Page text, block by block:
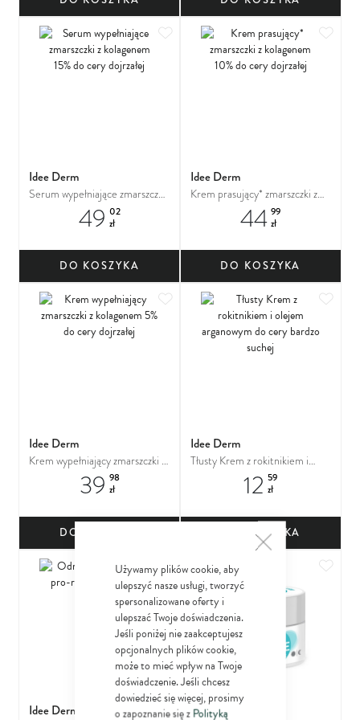
Używamy plików cookie, aby
ulepszyć nasze usługi, tworzyć
spersonalizowane oferty i
ulepszać Twoje doświadczenia.
Jeśli poniżej nie zaakceptujesz
opcjonalnych plików cookie,
może to mieć wpływ na Twoje
doświadczenie. Jeśli chcesz
dowiedzieć się więcej, prosimy
o zapoznanie się zPolityką
zmarszczkami
Idee Derm
Serum wypełniające zmarszczki
z kolagenem 15% do cery
49 02
zł
DO KOSZYKA
Dodaj do ulubionych
Idee Derm
Krem prasujący* zmarszczki z
kolagenem 10% do cery
44 99
zł
DO KOSZYKA
Idee Derm
Krem wypełniający zmarszczki z
kolagenem 5% do cery dojrzałej
39 98
zł
DO KOSZYKA
Dodaj do ulubionych
Idee Derm
Tłusty Krem z rokitnikiem i
olejem arganowym do cery
bardzo suchej12 59
zł
DO KOSZYKA
Idee Derm
Dodaj do ulubionych
Idee Derm